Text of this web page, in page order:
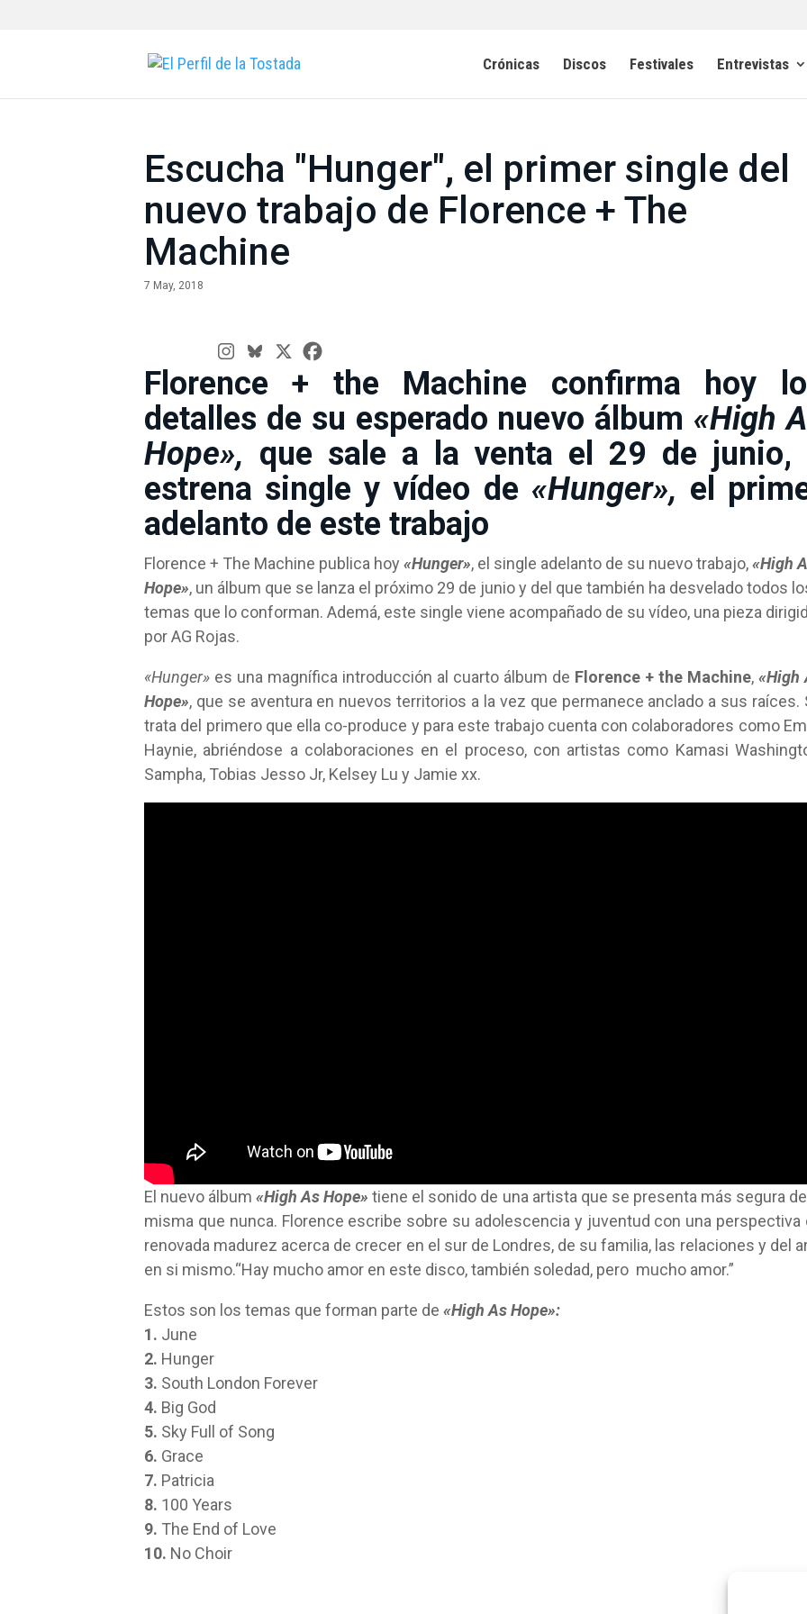
Crónicas Discos Festivales Entrevistas
Escucha "Hunger", el primer single del
nuevo trabajo de Florence + The
Machine
7 May, 2018
Florence + the Machine confirma hoy
detalles de su esperado nuevo álbum «High
Hope», que sale a la venta el 29 de junio,
estrena single y vídeo de «Hunger», el
adelanto de este trabajo
Florence + The Machine publica hoy «Hunger», el single adelanto de su nuevo trabajo,«High
Hope», un álbum que se lanza el próximo 29 de junio y del que también ha desvelado todos
temas que lo conforman. Ademá, este single viene acompañado de su vídeo, una pieza
por AG Rojas.
«Hunger» es una magnífica introducción al cuarto álbum de Florence + the Machine, «High
Hope», que se aventura en nuevos territorios a la vez que permanece anclado a sus raíces.
trata del primero que ella co-produce y para este trabajo cuenta con colaboradores como
Haynie, abriéndose a colaboraciones en el proceso, con artistas como Kamasi
Sampha, Tobias Jesso Jr, Kelsey Lu y Jamie xx.
El nuevo álbum «High As Hope» tiene el sonido de una artista que se presenta más segura
misma que nunca. Florence escribe sobre su adolescencia y juventud con una perspectiva
renovada madurez acerca de crecer en el sur de Londres, de su familia, las relaciones y del
en si mismo.“Hay mucho amor en este disco, también soledad, pero mucho amor.”
Estos son los temas que forman parte de «High As Hope»:
1. June
2. Hunger
3. South London Forever
4. Big God
5. Sky Full of Song
6. Grace
7. Patricia
8. 100 Years
9. The End of Love
10. No Choir